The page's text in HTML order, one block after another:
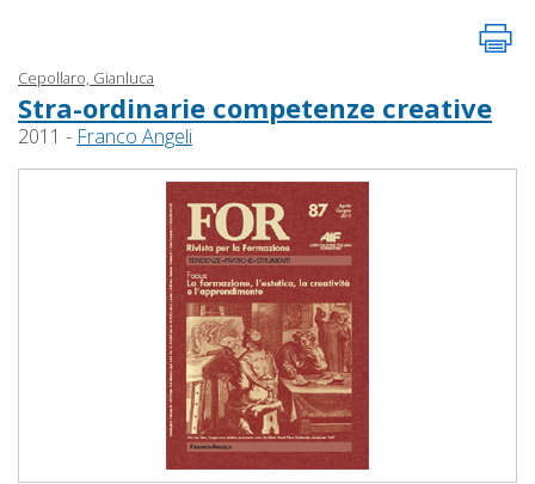
Cepollaro, Gianluca
Stra-ordinarie competenze creative
2011 - Franco Angeli